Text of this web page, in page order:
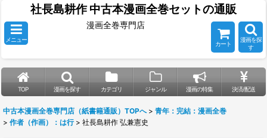
社長島耕作 中古本漫画全巻セットの通販
メニュー
漫画全巻専門店
カート
漫画を探
す
TOP 漫画を探す カテゴリ ジャンル 漫画の特集 決済/配送
中古本漫画全巻専門店（紙書籍通販）TOPへ > 青年：完結：漫画全巻
> 作者（作画）：は行 > 社長島耕作 弘兼憲史